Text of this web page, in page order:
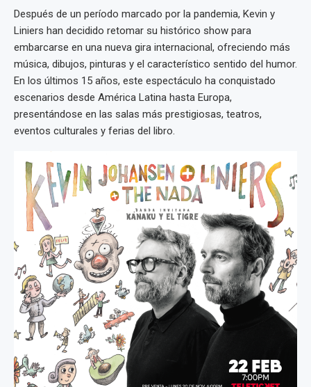
Después de un período marcado por la pandemia, Kevin y
Liniers han decidido retomar su histórico show para
embarcarse en una nueva gira internacional, ofreciendo más
música, dibujos, pinturas y el característico sentido del humor.
En los últimos 15 años, este espectáculo ha conquistado
escenarios desde América Latina hasta Europa,
presentándose en las salas más prestigiosas, teatros,
eventos culturales y ferias del libro.